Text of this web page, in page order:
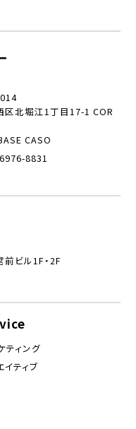
区北堀江1丁目17-1 COR
CASO
8831
ビル1F・2F
ティング
イティブ